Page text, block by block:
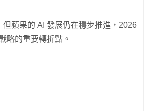
但蘋果的 AI 發展仍在穩步推進，2026
略的重要轉折點。